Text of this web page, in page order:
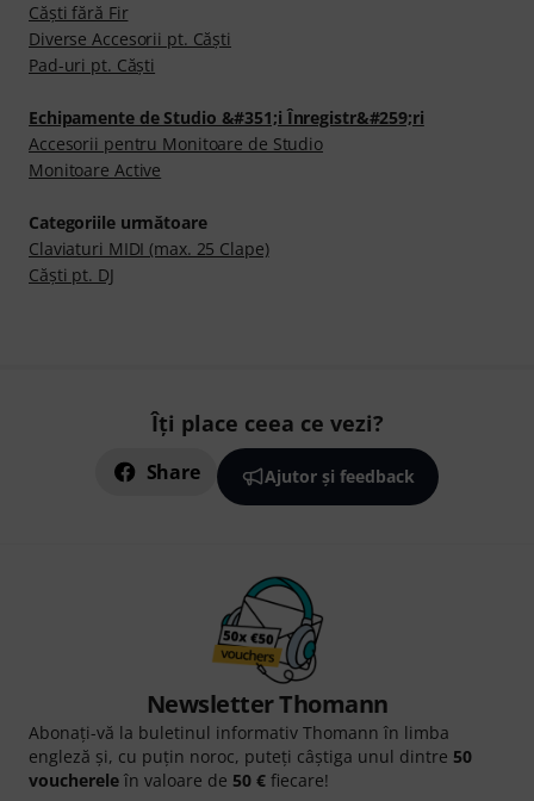
Căşti fără Fir
Diverse Accesorii pt. Căşti
Pad-uri pt. Căşti
Echipamente de Studio &#351;i Înregistr&#259;ri
Accesorii pentru Monitoare de Studio
Monitoare Active
Categoriile următoare
Claviaturi MIDI (max. 25 Clape)
Căşti pt. DJ
Îți place ceea ce vezi?
Share Ajutor și feedback
Newsletter Thomann
Abonați-vă la buletinul informativ Thomann în limba
engleză și, cu puțin noroc, puteți câștiga unul dintre 50
voucherele în valoare de 50 € fiecare!